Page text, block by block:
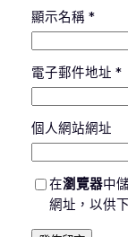
顯示名稱 *
電子郵件地址 *
個人網站網址
在瀏覽器中
網址，以供